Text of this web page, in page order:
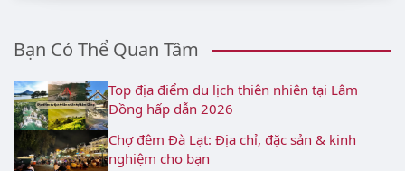
Bạn Có Thể Quan Tâm
Top địa điểm du lịch thiên nhiên tại Lâm
Đồng hấp dẫn 2026
Chợ đêm Đà Lạt: Địa chỉ, đặc sản & kinh
nghiệm cho bạn